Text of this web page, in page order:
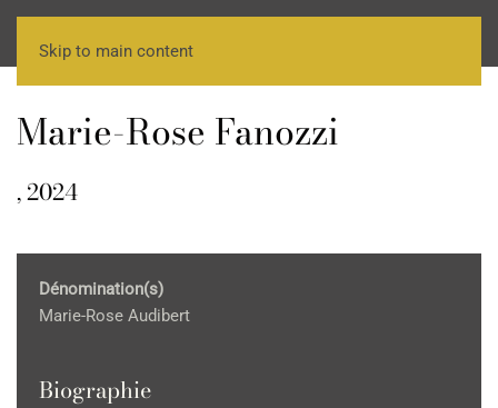
Skip to main content
Marie-Rose Fanozzi
, 2024
Dénomination(s)
Marie-Rose Audibert
Biographie